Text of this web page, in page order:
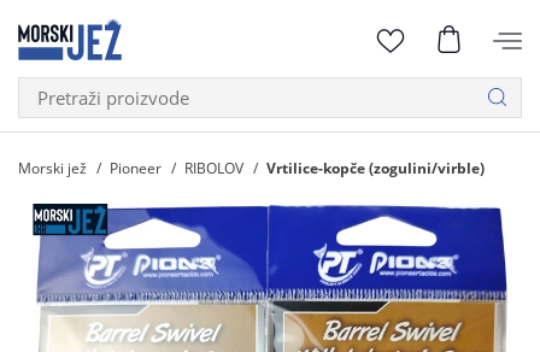
Morski jež Pioneer RIBOLOV Vrtilice-kopče (zogulini/virble)